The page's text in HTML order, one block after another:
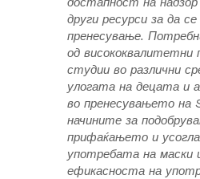
други ресурси за да се
пренесување.
од висококвалитетни
студии во различни
улогата на децата и
во пренесувањето на
начините за
прифаќањето и
употребата на маски
ефикасноста на